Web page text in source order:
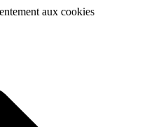
aux cookies